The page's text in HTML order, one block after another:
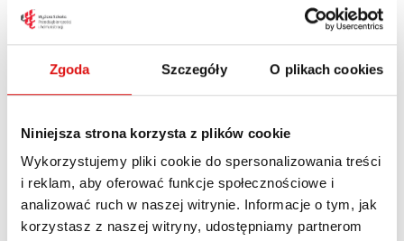
Zgoda Szczegóły O plikach cookies
Niniejsza strona korzysta z plików cookie
Wykorzystujemy pliki cookie do spersonalizowania treści
i reklam, aby oferować funkcje społecznościowe i
analizować ruch w naszej witrynie. Informacje o tym, jak
korzystasz z naszej witryny, udostępniamy partnerom